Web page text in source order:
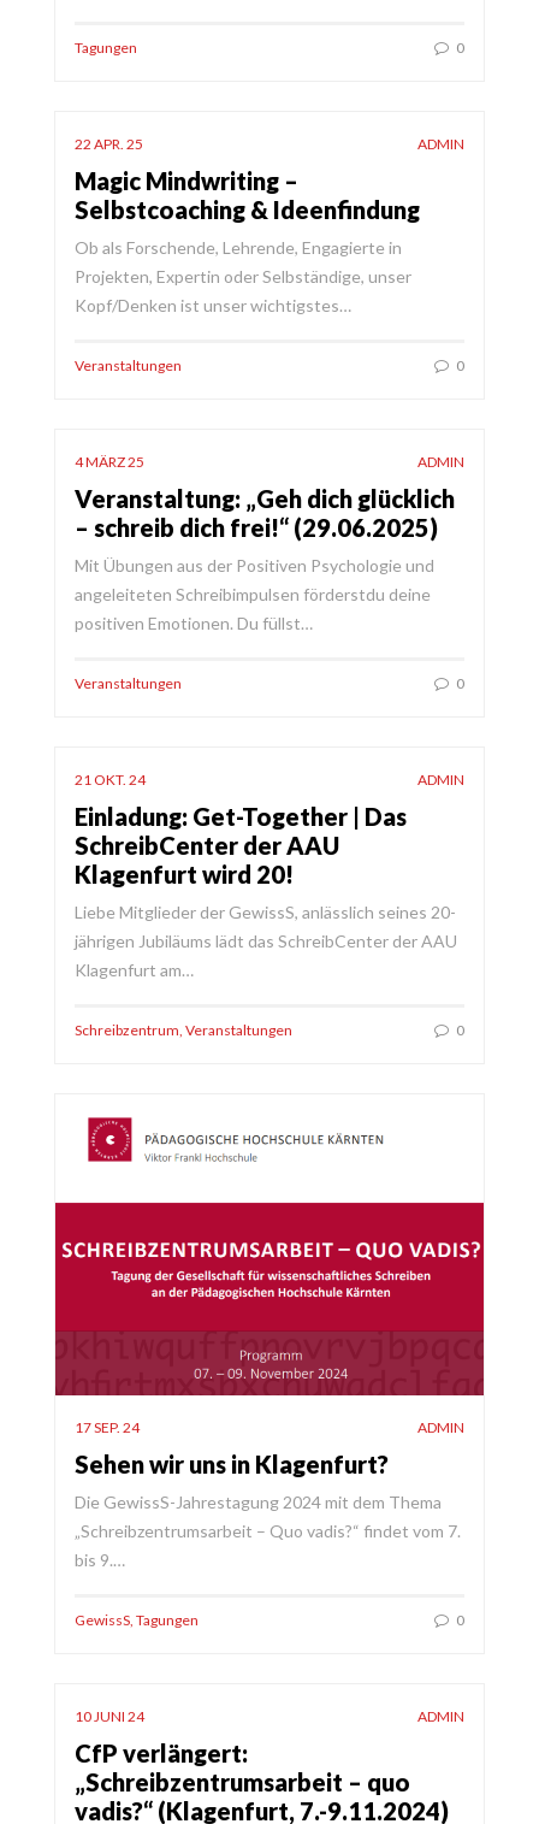
Tagungen 0
22 APR. 25 ADMIN
Magic Mindwriting –
Selbstcoaching & Ideenfindung
Ob als Forschende, Lehrende, Engagierte in
Projekten, Expertin oder Selbständige, unser
Kopf/Denken ist unser wichtigstes…
Veranstaltungen 0
4 MÄRZ 25 ADMIN
Veranstaltung: „Geh dich glücklich
– schreib dich frei!“ (29.06.2025)
Mit Übungen aus der Positiven Psychologie und
angeleiteten Schreibimpulsen förderstdu deine
positiven Emotionen. Du füllst…
Veranstaltungen 0
21 OKT. 24 ADMIN
Einladung: Get-Together | Das
SchreibCenter der AAU
Klagenfurt wird 20!
Liebe Mitglieder der GewissS, anlässlich seines 20-
jährigen Jubiläums lädt das SchreibCenter der AAU
Klagenfurt am…
Schreibzentrum, Veranstaltungen 0
17 SEP. 24 ADMIN
Sehen wir uns in Klagenfurt?
Die GewissS-Jahrestagung 2024 mit dem Thema
„Schreibzentrumsarbeit – Quo vadis?“ findet vom 7.
bis 9.…
GewissS Tagungen 0
10 JUNI 24 ADMIN
CfP verlängert:
„Schreibzentrumsarbeit – quo
vadis?“ (Klagenfurt, 7.-9.11.2024)